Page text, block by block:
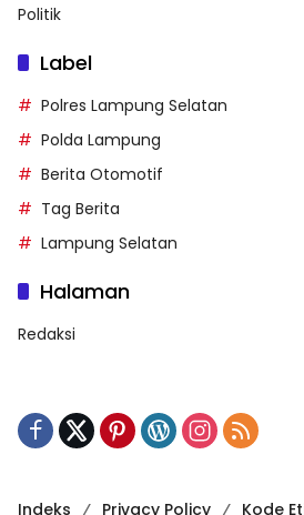
Politik
Label
Polres Lampung Selatan
Polda Lampung
Berita Otomotif
Tag Berita
Lampung Selatan
Halaman
Redaksi
Indeks Privacy Policy Kode